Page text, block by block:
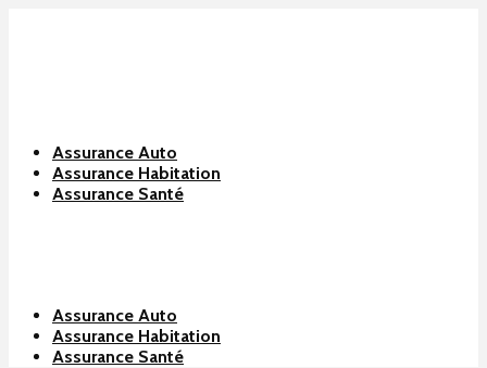
Assurance Auto
Assurance Habitation
Assurance Santé
Assurance Auto
Assurance Habitation
Assurance Santé